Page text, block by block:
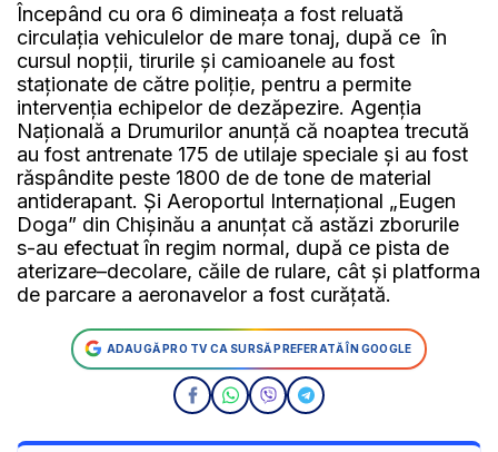
Începând cu ora 6 dimineața a fost reluată
circulația vehiculelor de mare tonaj, după ce în
cursul nopții, tirurile și camioanele au fost
staționate de către poliție, pentru a permite
intervenția echipelor de dezăpezire. Agenția
Națională a Drumurilor anunță că noaptea trecută
au fost antrenate 175 de utilaje speciale și au fost
răspândite peste 1800 de de tone de material
antiderapant. Și Aeroportul Internațional „Eugen
Doga” din Chișinău a anunțat că astăzi zborurile
s-au efectuat în regim normal, după ce pista de
aterizare–decolare, căile de rulare, cât și platforma
de parcare a aeronavelor a fost curățată.
ADAUGĂ PRO TV CA SURSĂ PREFERATĂ ÎN GOOGLE